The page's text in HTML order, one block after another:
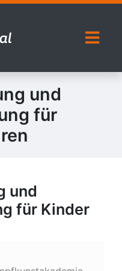
und
für
und
für Kinder